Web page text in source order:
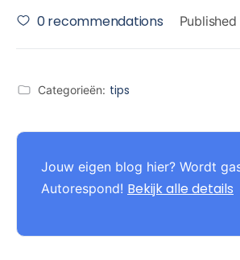
0recommendations Published
Categorieën: tips
Jouw eigen blog hier? Wordt
Autorespond! Bekijk alle details